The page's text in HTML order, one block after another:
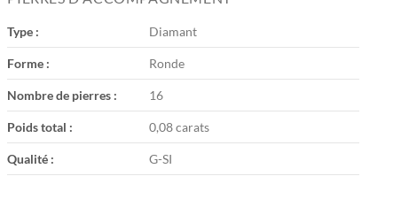
Type : Diamant
Forme : Ronde
Nombre de pierres : 16
Poids total : 0,08 carats
Qualité : G-SI